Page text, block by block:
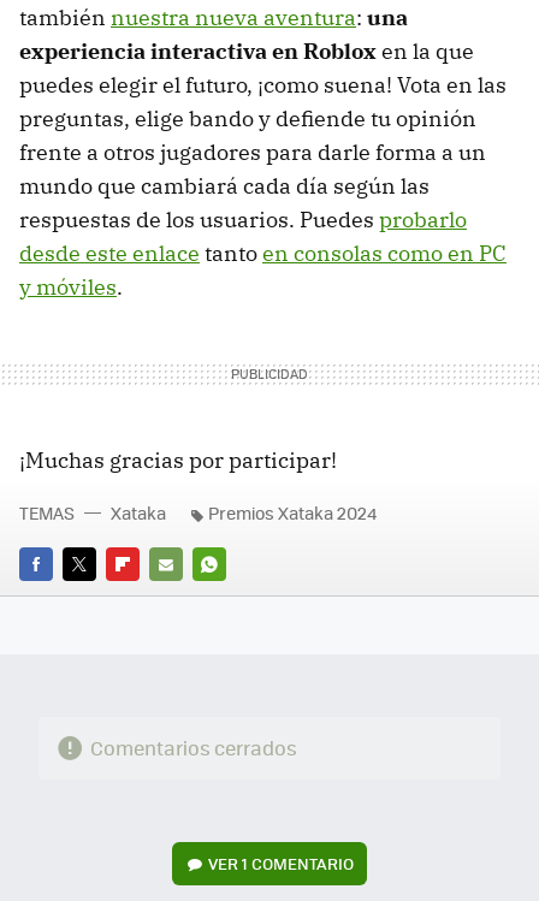
también nuestra nueva aventura: una
experiencia interactiva en Robloxen la que
puedes elegir el futuro, ¡como suena! Vota en las
preguntas, elige bando y defiende tu opinión
frente a otros jugadores para darle forma a un
mundo que cambiará cada día según las
respuestas de los usuarios. Puedes probarlo
desde este enlace tantoen consolas como en PC
y móviles.
¡Muchas gracias por participar!
FACEBOOK
TWITTERFLIPBOARD
E-
WHATSAPP
TEMAS Xataka Premios Xataka 2024
Comentarios cerrados
VER1 COMENTARIO